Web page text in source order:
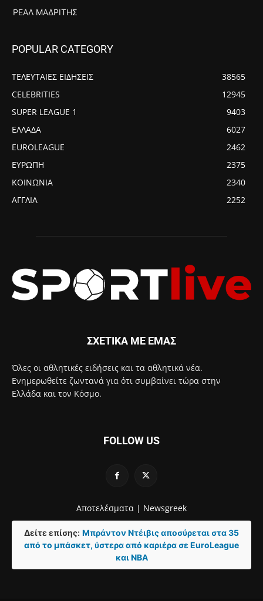
ΡΕΆΛ ΜΑΔΡΊΤΗΣ
POPULAR CATEGORY
ΤΕΛΕΥΤΑΙΕΣ ΕΙΔΗΣΕΙΣ
38565
CELEBRITIES
12945
SUPER LEAGUE 1
9403
ΕΛΛΑΔΑ
6027
EUROLEAGUE
2462
ΕΥΡΩΠΗ
2375
ΚΟΙΝΩΝΙΑ
2340
ΑΓΓΛΙΑ
2252
ΣΧΕΤΙΚΑ ΜΕ ΕΜΑΣ
Όλες οι αθλητικές ειδήσεις και τα αθλητικά νέα.
Ενημερωθείτε ζωντανά για ότι συμβαίνει τώρα στην
Ελλάδα και τον Κόσμο.
FOLLOW US
Αποτελέσματα | Newsgreek
Δείτε επίσης: Μπράντον Ντέιβις αποσύρεται στα 35
από το μπάσκετ, ύστερα από καριέρα σε EuroLeague
και NBA